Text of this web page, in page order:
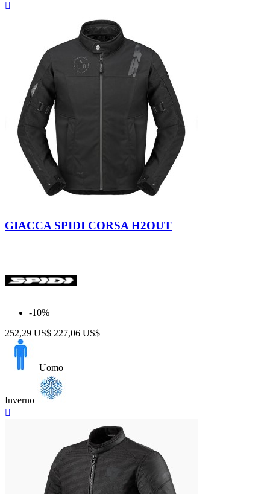

GIACCA SPIDI CORSA H2OUT
-10%
252,29 US$ 227,06 US$
Uomo
Inverno
